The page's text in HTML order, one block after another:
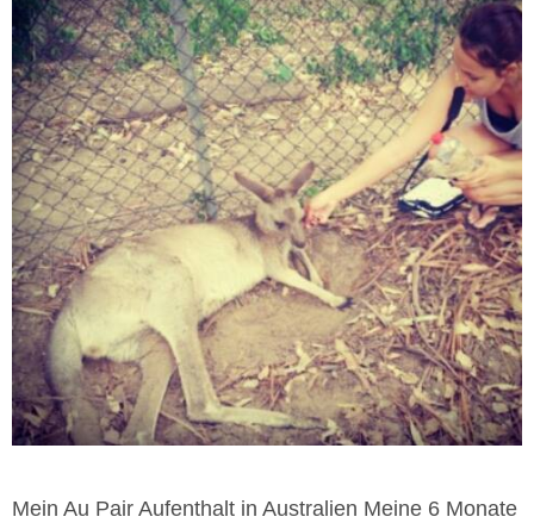
Mein Au Pair Aufenthalt in Australien Meine 6 Monate